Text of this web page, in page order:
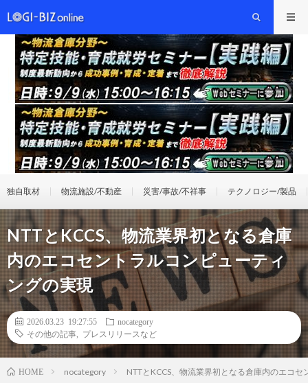
独自取材 物流施設/不動産 災害/事故/不祥事 テクノロジー/製品
NTTとKCCS、物流業界初となる倉庫
内のエコセントラルコンピューティ
ングの実現
2026.03.23 19:27:55
nocategory
その他の記事
プレスリリースなど
HOME nocategory NTTとKCCS、物流業界初となる倉庫内のエコ